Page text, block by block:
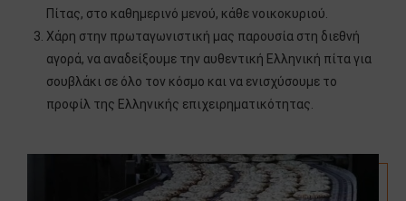
Πίτας, στο καθημερινό μενού, κάθε νοικοκυριού.
Χάρη στην πρωταγωνιστική μας παρουσία στη διεθνή
αγορά, να αναδείξουμε την αυθεντική Ελληνική πίτα για
σουβλάκι σε όλο τον κόσμο και να ενισχύσουμε το
προφίλ της Ελληνικής επιχειρηματικότητας.